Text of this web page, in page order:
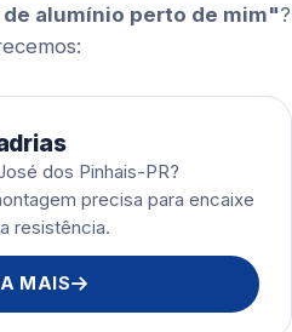
alumínio perto de mim"?
dos Pinhais-PR?
precisa para encaixe
resistência.
MAIS